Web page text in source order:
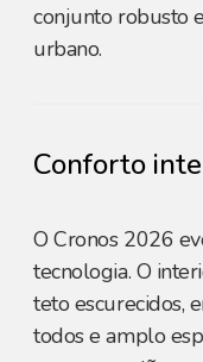
conjunto robusto
urbano.
Conforto
O Cronos 2026
tecnologia. O
teto escurecidos,
todos e amplo